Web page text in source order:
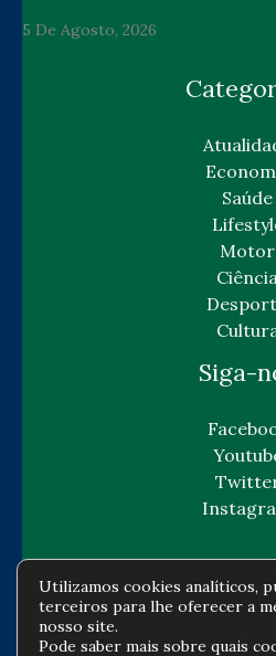
5 De Agosto, 2026
Saúde
Motor
Ciência
Siga-
Copyright © Todos os
Utilizamos cookies analíticos,
terceiros para lhe oferecer a
nosso site.
Pode saber mais sobre quais